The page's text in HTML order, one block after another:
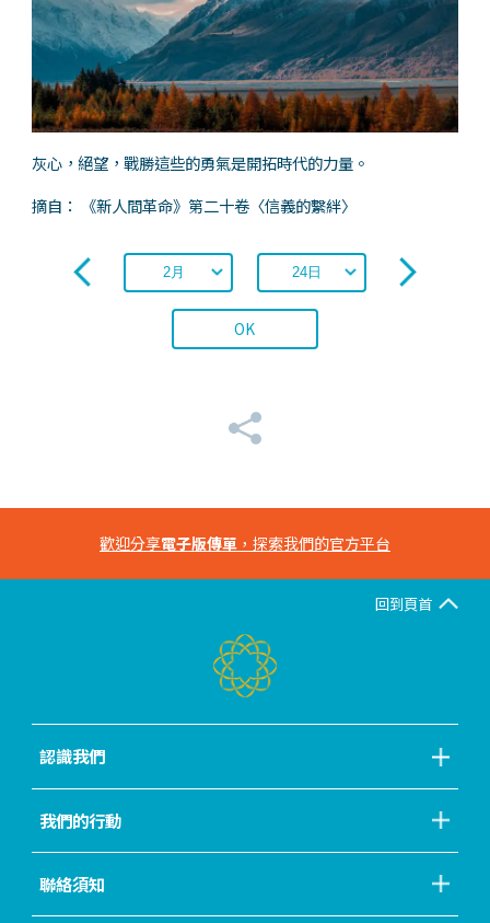
灰心，絕望，戰勝這些的勇氣是開拓時代的力量。
摘自： 《新人間革命》第二十卷〈信義的繫絆〉
OK
歡迎分享電子版傳單 ，探索我們的官方平台
回到頁首
認識我們
我們的行動
聯絡須知